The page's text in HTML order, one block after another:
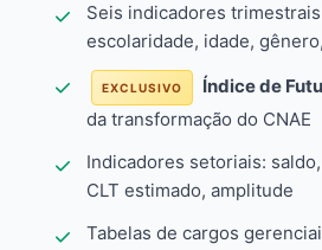
Seis indicadores
escolaridade, idade,
EXCLUSIVO Índice de
da transformação do CNAE
Indicadores setoriais:
CLT estimado, amplitude
Tabelas de cargos